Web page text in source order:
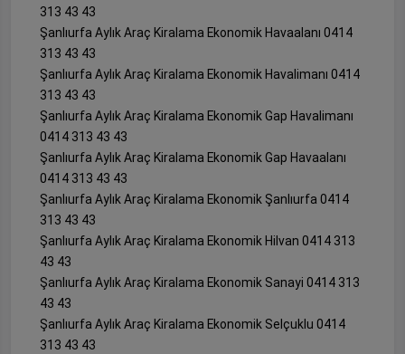
313 43 43
Şanlıurfa Aylık Araç Kiralama Ekonomik Havaalanı 0414
313 43 43
Şanlıurfa Aylık Araç Kiralama Ekonomik Havalimanı 0414
313 43 43
Şanlıurfa Aylık Araç Kiralama Ekonomik Gap Havalimanı
0414 313 43 43
Şanlıurfa Aylık Araç Kiralama Ekonomik Gap Havaalanı
0414 313 43 43
Şanlıurfa Aylık Araç Kiralama Ekonomik Şanlıurfa 0414
313 43 43
Şanlıurfa Aylık Araç Kiralama Ekonomik Hilvan 0414 313
43 43
Şanlıurfa Aylık Araç Kiralama Ekonomik Sanayi 0414 313
43 43
Şanlıurfa Aylık Araç Kiralama Ekonomik Selçuklu 0414
313 43 43